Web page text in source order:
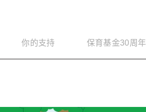
你的支持 保育基金30周年